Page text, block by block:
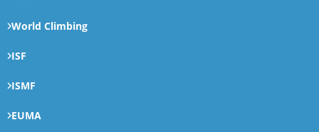
World Climbing
ISF
ISMF
EUMA